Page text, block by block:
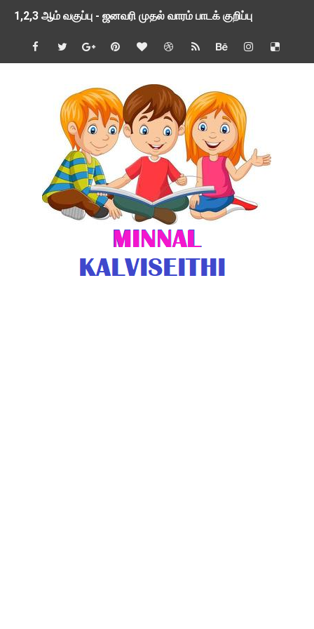
1,2,3 ஆம் வகுப்பு - ஜனவரி முதல் வாரம் பாடக் குறிப்பு
TNSED SCHOOLS APP UPDATED NEW VERSION
1,2,3 ஆம் வகுப்பிற்கான 3 ஆம் பருவ ( 2024 - 2025 )
1 முதல் 5 ஆம் வகுப்பு இரண்டாம் பருவத் தொகுத்தறி
பள்ளிக்கல்வித்துறை - அனைத்து வகை ஆசிரியர் மற்றும்
மணற்கேணி செயலி பயன்பாடு- SMC கூட்டங்கள் -
TNPSC - முந்தைய ஆண்டு வினாக்கள் - ஊர்ப் பெயர்களின் மரூஉ
ஓட்டுநர் பணிக்கு விண்ணப்பங்கள் வரவேற்பு ( டிசம்பர் 25 )